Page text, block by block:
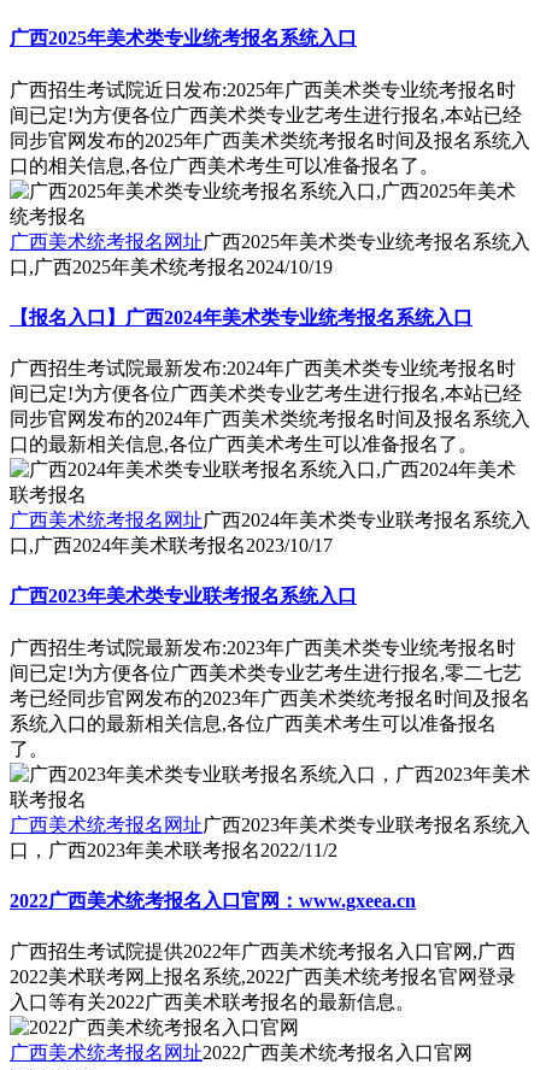
广西2025年美术类专业统考报名系统入口
广西招生考试院近日发布:2025年广西美术类专业统考报名时
间已定!为方便各位广西美术类专业艺考生进行报名,本站已经
同步官网发布的2025年广西美术类统考报名时间及报名系统入
口的相关信息,各位广西美术考生可以准备报名了。
广西美术统考报名网址广西2025年美术类专业统考报名系统入
口,广西2025年美术统考报名2024/10/19
【报名入口】广西2024年美术类专业统考报名系统入口
广西招生考试院最新发布:2024年广西美术类专业统考报名时
间已定!为方便各位广西美术类专业艺考生进行报名,本站已经
同步官网发布的2024年广西美术类统考报名时间及报名系统入
口的最新相关信息,各位广西美术考生可以准备报名了。
广西美术统考报名网址广西2024年美术类专业联考报名系统入
口,广西2024年美术联考报名2023/10/17
广西2023年美术类专业联考报名系统入口
广西招生考试院最新发布:2023年广西美术类专业统考报名时
间已定!为方便各位广西美术类专业艺考生进行报名,零二七艺
考已经同步官网发布的2023年广西美术类统考报名时间及报名
系统入口的最新相关信息,各位广西美术考生可以准备报名
了。
广西美术统考报名网址广西2023年美术类专业联考报名系统入
口，广西2023年美术联考报名2022/11/2
2022广西美术统考报名入口官网：www.gxeea.cn
广西招生考试院提供2022年广西美术统考报名入口官网,广西
2022美术联考网上报名系统,2022广西美术统考报名官网登录
入口等有关2022广西美术联考报名的最新信息。
广西美术统考报名网址2022广西美术统考报名入口官网